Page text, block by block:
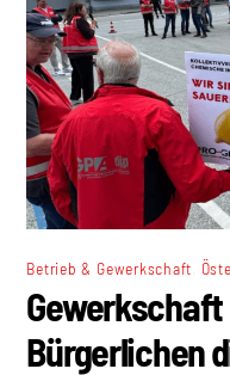
Betrieb & Gewerkschaft
Bürgerlichen